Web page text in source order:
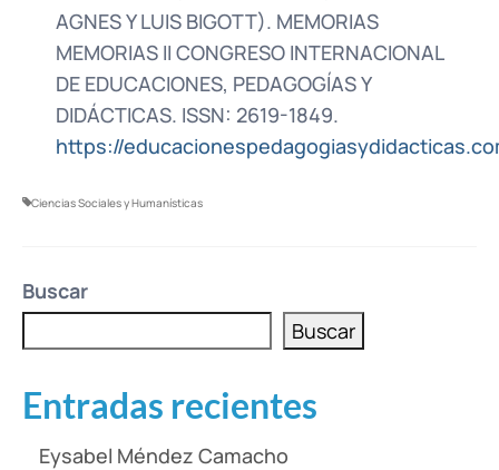
AGNES Y LUIS BIGOTT). MEMORIAS
MEMORIAS II CONGRESO INTERNACIONAL
DE EDUCACIONES, PEDAGOGÍAS Y
DIDÁCTICAS. ISSN: 2619-1849.
https://
Ciencias Sociales y Humanísticas
Buscar
Buscar
Entradas recientes
Eysabel Méndez Camacho